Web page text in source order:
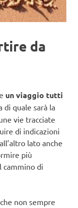
da
un viaggio tutti
di quale sarà la
vie tracciate
di indicazioni
lato anche
più
cammino di
non sempre